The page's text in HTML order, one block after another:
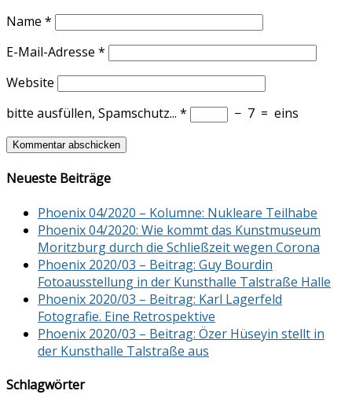
Name *
E-Mail-Adresse *
Website
bitte ausfüllen, Spamschutz... * − 7 = eins
Neueste Beiträge
Phoenix 04/2020 – Kolumne: Nukleare Teilhabe
Phoenix 04/2020: Wie kommt das Kunstmuseum
Moritzburg durch die Schließzeit wegen Corona
Phoenix 2020/03 – Beitrag: Guy Bourdin
Fotoausstellung in der Kunsthalle Talstraße Halle
Phoenix 2020/03 – Beitrag: Karl Lagerfeld
Fotografie. Eine Retrospektive
Phoenix 2020/03 – Beitrag: Özer Hüseyin stellt in
der Kunsthalle Talstraße aus
Schlagwörter